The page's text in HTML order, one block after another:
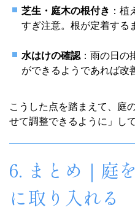
芝生・庭木の根付き ：
すぎ注意。根が定着する
水はけの確認 ：雨の日の
ができるようであれば改
こうした点を踏まえて、庭
せて調整できるように」し
6. まとめ｜庭
に取り入れる